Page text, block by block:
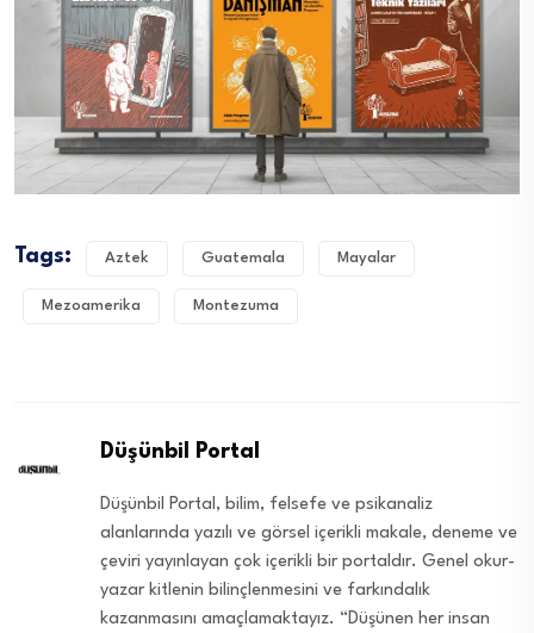
Tags: Aztek Guatemala Mayalar
Mezoamerika Montezuma
Düşünbil Portal
Düşünbil Portal, bilim, felsefe ve psikanaliz
alanlarında yazılı ve görsel içerikli makale, deneme ve
çeviri yayınlayan çok içerikli bir portaldır. Genel okur-
yazar kitlenin bilinçlenmesini ve farkındalık
kazanmasını amaçlamaktayız. “Düşünen her insan